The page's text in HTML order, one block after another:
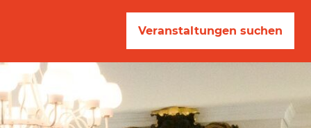
Veranstaltungen suchen